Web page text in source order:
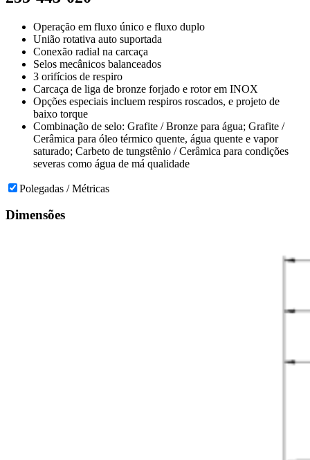
Operação em fluxo único e fluxo duplo
União rotativa auto suportada
Conexão radial na carcaça
Selos mecânicos balanceados
3 orifícios de respiro
Carcaça de liga de bronze forjado e rotor em INOX
Opções especiais incluem respiros roscados, e projeto de
baixo torque
Combinação de selo: Grafite / Bronze para água; Grafite /
Cerâmica para óleo térmico quente, água quente e vapor
saturado; Carbeto de tungstênio / Cerâmica para condições
severas como água de má qualidade
Polegadas / Métricas
Dimensões